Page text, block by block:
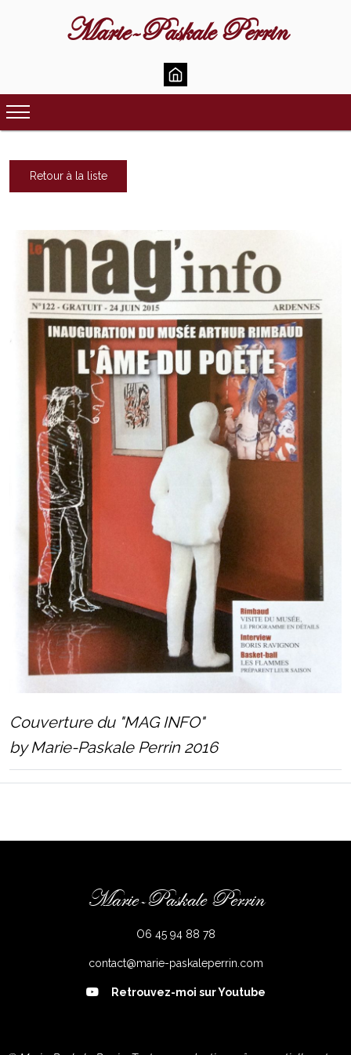
Marie-Paskale Perrin
Retour à la liste
Couverture du "MAG INFO"
by Marie-Paskale Perrin 2016
Marie-Paskale Perrin
O6 45 94 88 78
contact@marie-paskaleperrin.com
Retrouvez-moi sur Youtube